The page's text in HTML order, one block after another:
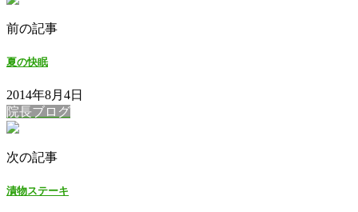
前の記事
夏の快眠
2014年8月4日
院長ブログ
次の記事
漬物ステーキ